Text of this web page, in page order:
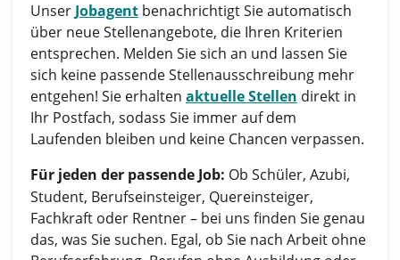
Unser Jobagent benachrichtigt Sie automatisch
über neue Stellenangebote, die Ihren Kriterien
entsprechen. Melden Sie sich an und lassen Sie
sich keine passende Stellenausschreibung mehr
entgehen! Sie erhalten aktuelle Stellen direkt in
Ihr Postfach, sodass Sie immer auf dem
Laufenden bleiben und keine Chancen verpassen.
Für jeden der passende Job: Ob Schüler, Azubi,
Student, Berufseinsteiger, Quereinsteiger,
Fachkraft oder Rentner – bei uns finden Sie genau
das, was Sie suchen. Egal, ob Sie nach Arbeit ohne